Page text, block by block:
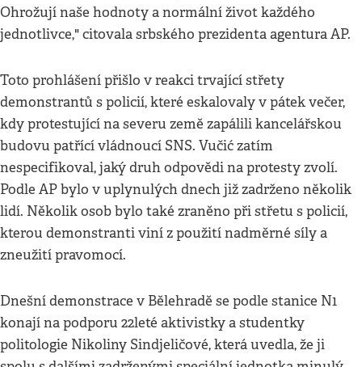
Ohrožují naše hodnoty a normální život každého
jednotlivce," citovala srbského prezidenta agentura AP.
Toto prohlášení přišlo v reakci trvající střety
demonstrantů s policií, které eskalovaly v pátek večer,
kdy protestující na severu země zapálili kancelářskou
budovu patřící vládnoucí SNS. Vučić zatím
nespecifikoval, jaký druh odpovědi na protesty zvolí.
Podle AP bylo v uplynulých dnech již zadrženo několik
lidí. Několik osob bylo také zraněno při střetu s policií,
kterou demonstranti viní z použití nadměrné síly a
zneužití pravomocí.
Dnešní demonstrace v Bělehradě se podle stanice N1
konají na podporu 22leté aktivistky a studentky
politologie Nikoliny Sindjeličové, která uvedla, že ji